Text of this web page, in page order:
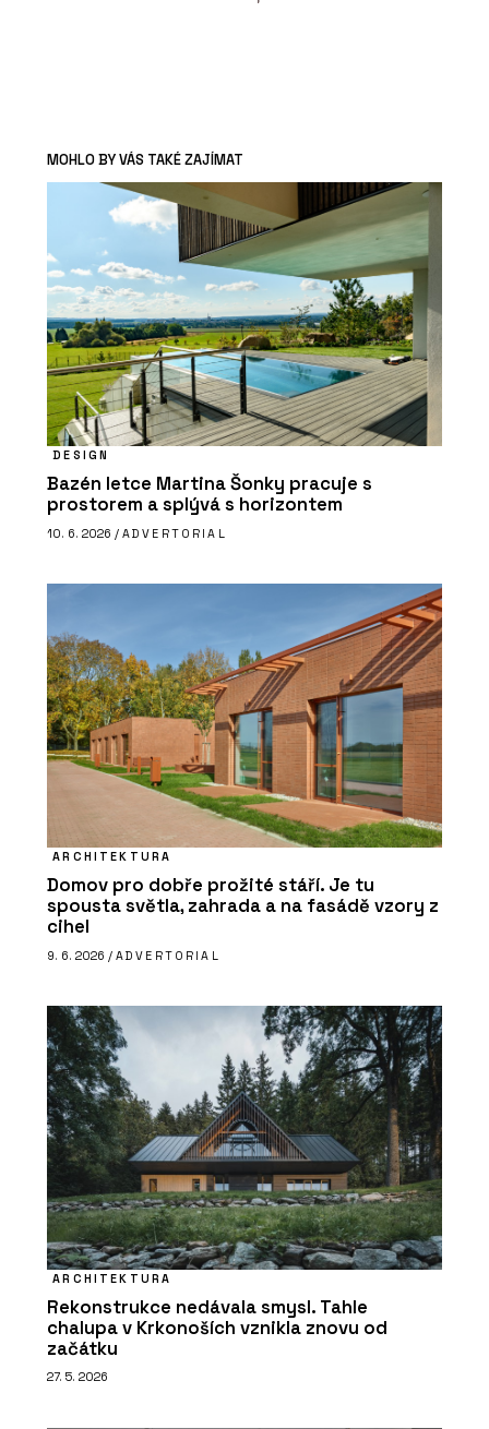
MOHLO BY VÁS TAKÉ ZAJÍMAT
DESIGN
Bazén letce Martina Šonky pracuje s
prostorem a splývá s horizontem
10. 6. 2026 / ADVERTORIAL
ARCHITEKTURA
Domov pro dobře prožité stáří. Je tu
spousta světla, zahrada a na fasádě vzory z
cihel
9. 6. 2026 / ADVERTORIAL
ARCHITEKTURA
Rekonstrukce nedávala smysl. Tahle
chalupa v Krkonoších vznikla znovu od
začátku
27. 5. 2026